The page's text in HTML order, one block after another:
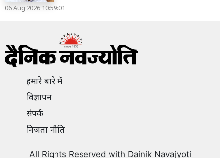
06 Aug 2026 10:59:01
हमारे बारे में
विज्ञापन
संपर्क
निजता नीति
All Rights Reserved with Dainik Navajyoti